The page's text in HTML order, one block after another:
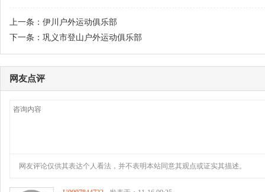
上一条： 伊川户外运动俱乐部
下一条： 巩义市登山户外运动俱乐部